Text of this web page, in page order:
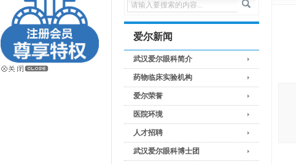
爱尔新闻
武汉爱尔眼科简介
药物临床实验机构
爱尔荣誉
医院环境
人才招聘
武汉爱尔眼科博士团